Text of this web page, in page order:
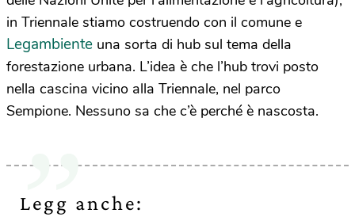
in Triennale stiamo costruendo con il comune e
Legambiente una sorta di hub sul tema della
forestazione urbana. L’idea è che l’hub trovi posto
nella cascina vicino alla Triennale, nel parco
Sempione. Nessuno sa che c’è perché è nascosta.
Legg anche: